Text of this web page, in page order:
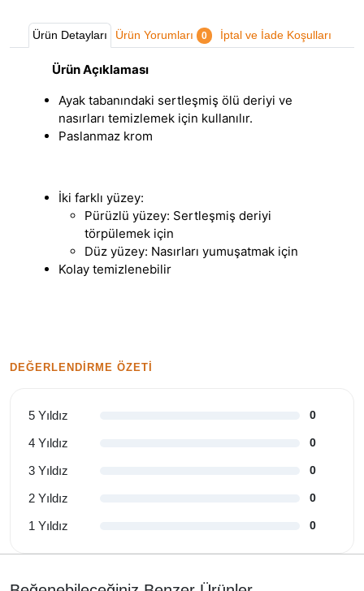
Ürün Detayları Ürün Yorumları 0 İptal ve İade Koşulları
Ürün Açıklaması
Ayak tabanındaki sertleşmiş ölü deriyi ve
nasırları temizlemek için kullanılır.
Paslanmaz krom
İki farklı yüzey:
Pürüzlü yüzey: Sertleşmiş deriyi
törpülemek için
Düz yüzey: Nasırları yumuşatmak için
Kolay temizlenebilir
DEĞERLENDIRME ÖZETI
5 Yıldız 0
4 Yıldız 0
3 Yıldız 0
2 Yıldız 0
1 Yıldız 0